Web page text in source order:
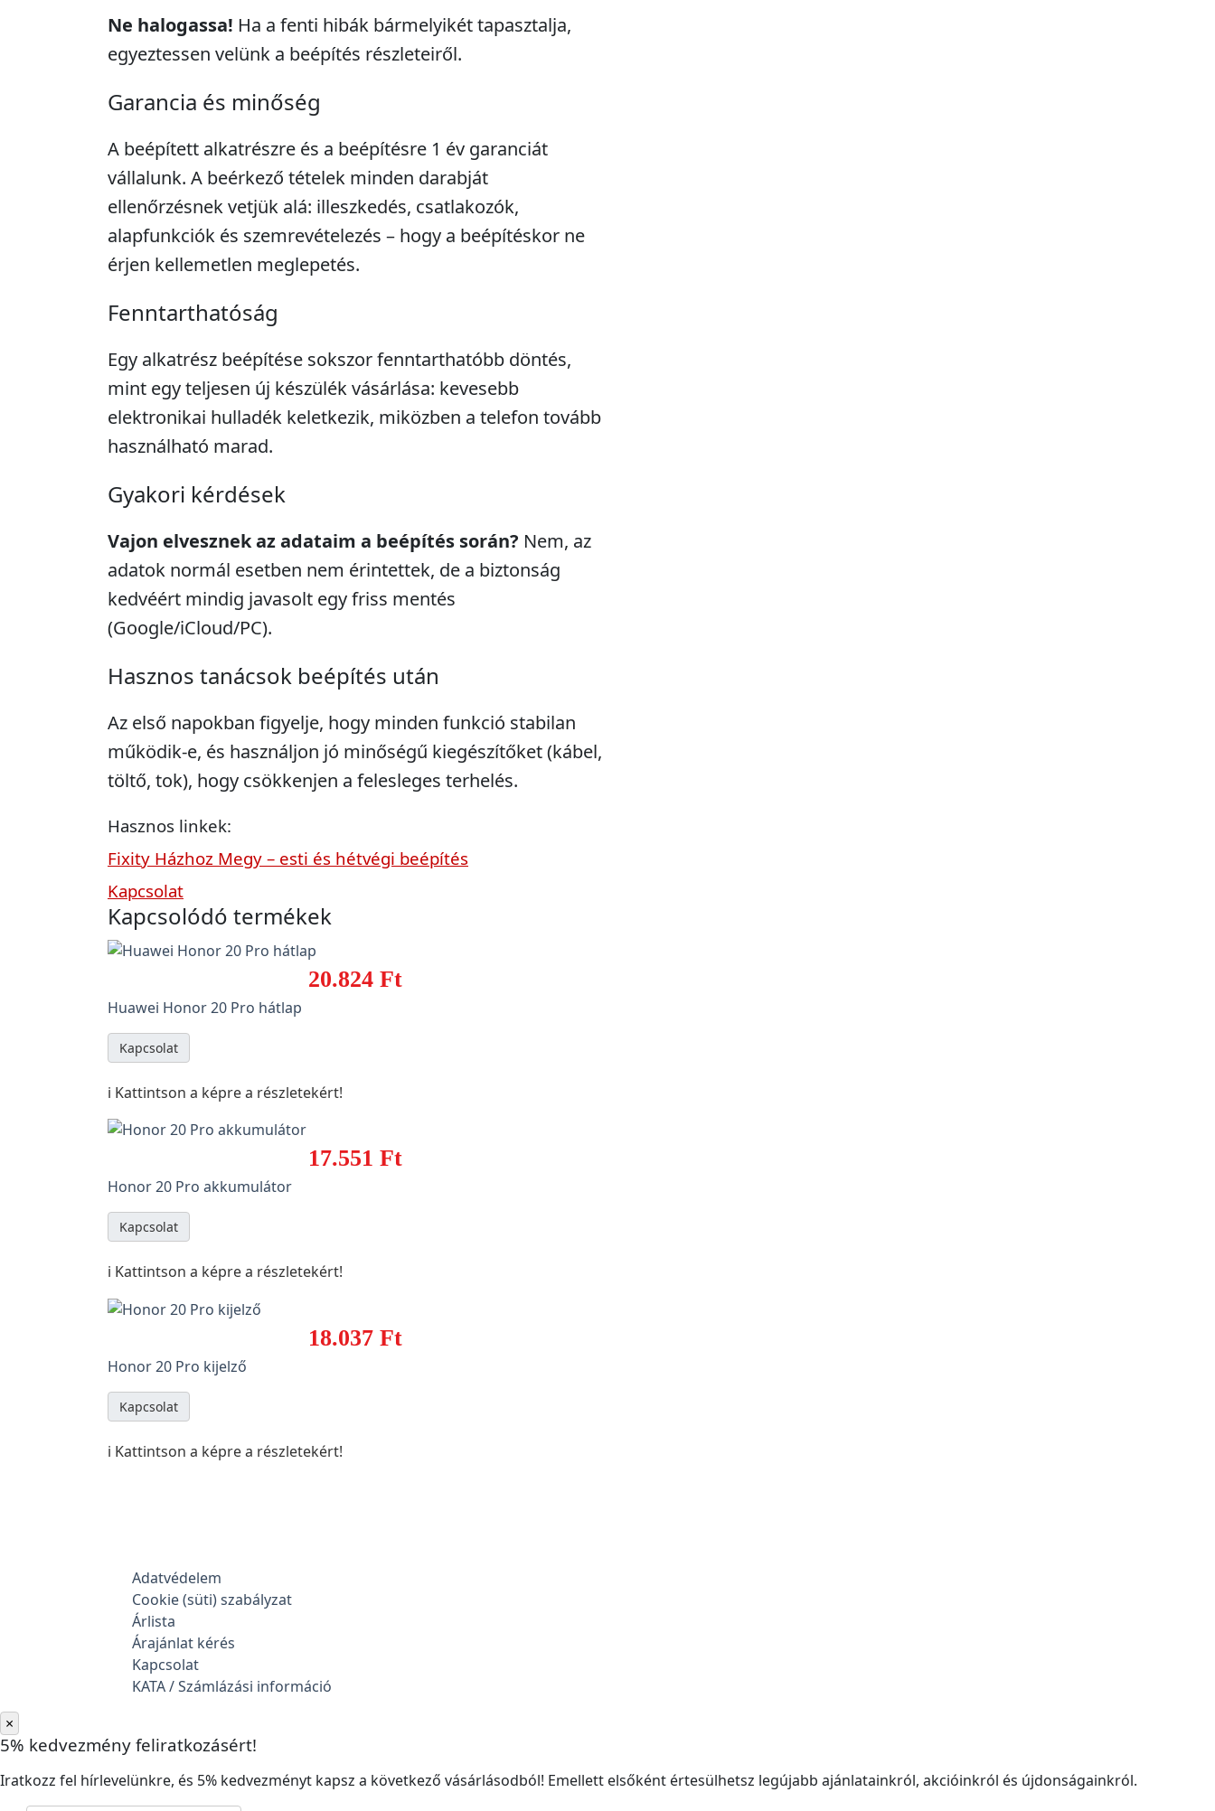
Ne halogassa! Ha a fenti hibák bármelyikét tapasztalja,
egyeztessen velünk a beépítés részleteiről.
Garancia és minőség
A beépített alkatrészre és a beépítésre 1 év garanciát
vállalunk. A beérkező tételek minden darabját
ellenőrzésnek vetjük alá: illeszkedés, csatlakozók,
alapfunkciók és szemrevételezés – hogy a beépítéskor ne
érjen kellemetlen meglepetés.
Fenntarthatóság
Egy alkatrész beépítése sokszor fenntarthatóbb döntés,
mint egy teljesen új készülék vásárlása: kevesebb
elektronikai hulladék keletkezik, miközben a telefon tovább
használható marad.
Gyakori kérdések
Vajon elvesznek az adataim a beépítés során? Nem, az
adatok normál esetben nem érintettek, de a biztonság
kedvéért mindig javasolt egy friss mentés
(Google/iCloud/PC).
Hasznos tanácsok beépítés után
Az első napokban figyelje, hogy minden funkció stabilan
működik-e, és használjon jó minőségű kiegészítőket (kábel,
töltő, tok), hogy csökkenjen a felesleges terhelés.
Hasznos linkek:
Fixity Házhoz Megy – esti és hétvégi beépítés
Kapcsolat
Kapcsolódó termékek
20.824 Ft
Huawei Honor 20 Pro hátlap
Kapcsolat
ℹ️ Kattintson a képre a részletekért!
17.551 Ft
Honor 20 Pro akkumulátor
Kapcsolat
ℹ️ Kattintson a képre a részletekért!
18.037 Ft
Honor 20 Pro kijelző
Kapcsolat
ℹ️ Kattintson a képre a részletekért!
Adatvédelem
Cookie (süti) szabályzat
Árlista
Árajánlat kérés
Kapcsolat
KATA / Számlázási információ
×
5% kedvezmény feliratkozásért!
Iratkozz fel hírlevelünkre, és 5% kedvezményt kapsz a következő vásárlásodból! Emellett elsőként értesülhetsz legújabb ajánlatainkról, akcióinkról és újdonságainkról.